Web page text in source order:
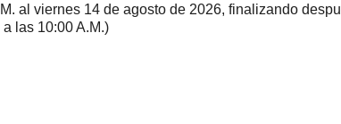
al viernes 14 de agosto de 2026, finalizando
las 10:00 A.M.)